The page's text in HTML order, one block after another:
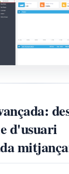
d'usuari